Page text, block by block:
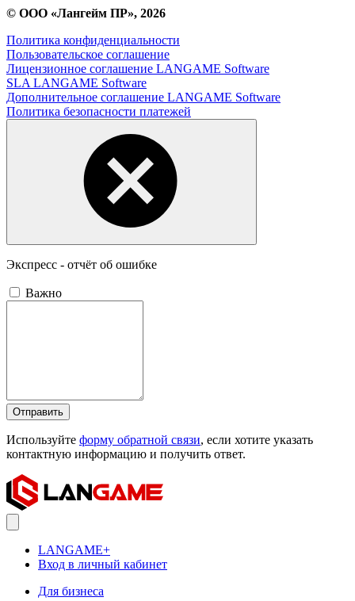
© ООО «Лангейм ПР», 2026
Политика конфиденциальности
Пользовательское соглашение
Лицензионное соглашение LANGAME Software
SLA LANGAME Software
Дополнительное соглашение LANGAME Software
Политика безопасности платежей
Экспресс - отчёт об ошибке
Важно
Отправить
Используйте форму обратной связи, если хотите указать
контактную информацию и получить ответ.
LANGAME+
Вход в личный кабинет
Для бизнеса